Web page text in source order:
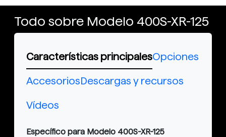
Todo sobre Modelo 400S-XR-125
Características principalesOpciones
AccesoriosDescargas y recursos
Vídeos
Específico para Modelo 400S-XR-125